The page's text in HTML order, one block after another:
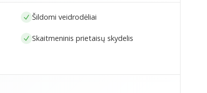
Šildomi veidrodėliai
Skaitmeninis prietaisų skydelis